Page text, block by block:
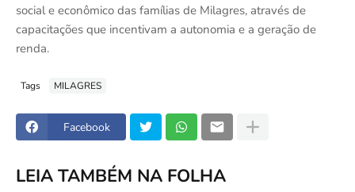
social e econômico das famílias de Milagres, através de
capacitações que incentivam a autonomia e a geração de
renda.
Tags MILAGRES
Facebook
LEIA TAMBÉM NA FOLHA